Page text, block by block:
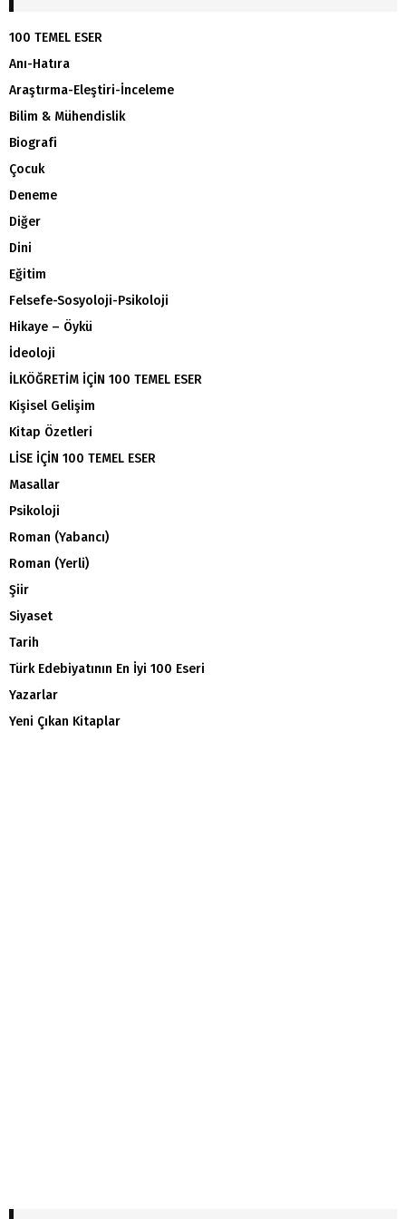
100 TEMEL ESER
Anı-Hatıra
Araştırma-Eleştiri-İnceleme
Bilim & Mühendislik
Biografi
Çocuk
Deneme
Diğer
Dini
Eğitim
Felsefe-Sosyoloji-Psikoloji
Hikaye – Öykü
İdeoloji
İLKÖĞRETİM İÇİN 100 TEMEL ESER
Kişisel Gelişim
Kitap Özetleri
LİSE İÇİN 100 TEMEL ESER
Masallar
Psikoloji
Roman (Yabancı)
Roman (Yerli)
Şiir
Siyaset
Tarih
Türk Edebiyatının En İyi 100 Eseri
Yazarlar
Yeni Çıkan Kitaplar